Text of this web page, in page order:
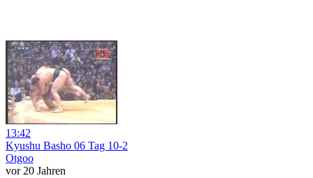
13:42
Kyushu Basho 06 Tag 10-2
Otgoo
vor 20 Jahren